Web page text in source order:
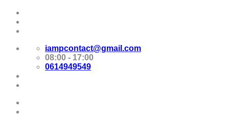
Skip
content
iampcontact@gmail.com
08:00 - 17:00
0614949549